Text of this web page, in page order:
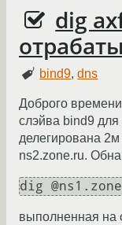
dig
bind9,dns
Доброго времени
слэйва bind9
делегирована
ns2.zone.ru.
выполненная на